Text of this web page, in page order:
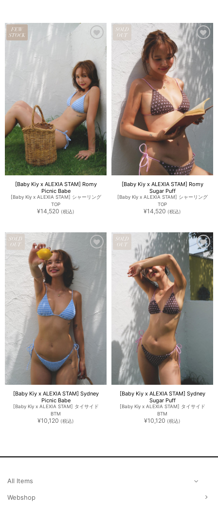
FEW
STOCK
追加
[Baby Kiy x ALEXIA STAM] Romy
Picnic Babe
[Baby Kiy x ALEXIA STAM] シャーリング
TOP
¥14,520 (税込)
SOLD
OUT
お気
に入
りに
追加
[Baby Kiy x ALEXIA STAM] Romy
Sugar Puff
[Baby Kiy x ALEXIA STAM] シャーリング
TOP
¥14,520 (税込)
SOLD
OUT
追加
[Baby Kiy x ALEXIA STAM] Sydney
Picnic Babe
[Baby Kiy x ALEXIA STAM] タイサイド
BTM
¥10,120 (税込)
SOLD
OUT
お気
に入
りに
追加
[Baby Kiy x ALEXIA STAM] Sydney
Sugar Puff
[Baby Kiy x ALEXIA STAM] タイサイド
BTM
¥10,120 (税込)
All Items
Webshop